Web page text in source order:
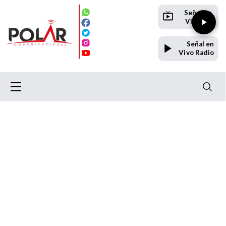
Señal en
Vivo TV
Señal en
Vivo Radio